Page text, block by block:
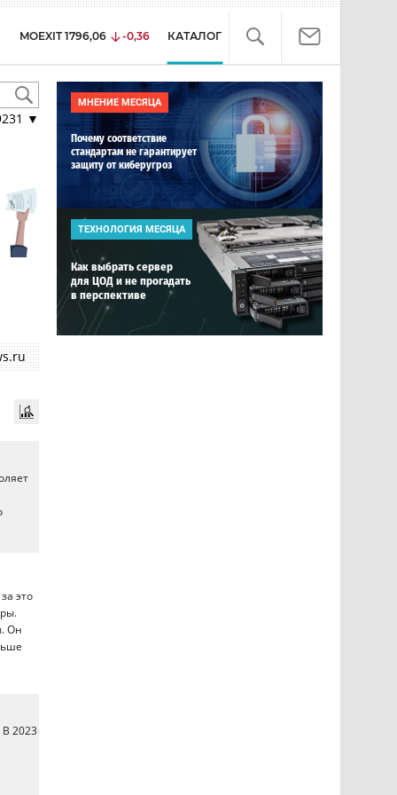
MOEXIT 1796,06 -0,36 КАТАЛОГ
▼
это
Он
2023
МНЕНИЕ МЕСЯЦА
Почему соответствие
стандартам не гарантирует
защиту от киберугроз
ТЕХНОЛОГИЯ МЕСЯЦА
Как выбрать сервер
для ЦОД и не прогадать
в перспективе